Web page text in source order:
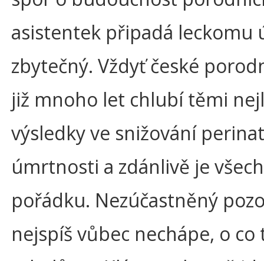
asistentek připadá leckomu
zbytečný. Vždyť české
již mnoho let chlubí těmi
výsledky ve snižování
úmrtnosti a zdánlivě je
pořádku. Nezúčastněný
nejspíš vůbec nechápe, o co